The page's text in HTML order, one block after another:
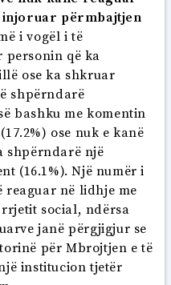
përmbajtjen
i vogël i të
personin që ka
ose ka shkruar
shpërndarë
bashku me komentin
ose nuk e kanë
shpërndarë një
(16.1%). Një numër i
reaguar në lidhje me
social, ndërsa
janë përgjigjur se
për Mbrojtjen e të
institucion tjetër